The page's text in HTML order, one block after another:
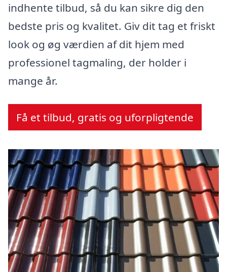
indhente tilbud, så du kan sikre dig den
bedste pris og kvalitet. Giv dit tag et friskt
look og øg værdien af dit hjem med
professionel tagmaling, der holder i
mange år.
Få et tilbud, gratis og uforpligtende